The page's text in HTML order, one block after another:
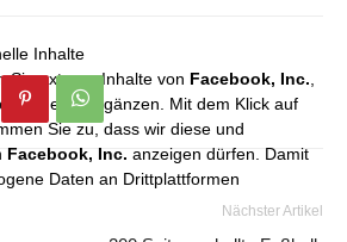
Inhalte
Sie externe Inhalte von Facebook, Inc.
Angebot ergänzen. Mit dem Klick auf
Sie zu, dass wir diese und
Facebook, Inc. anzeigen dürfen. Damit
Daten an Drittplattformen
Nächster Artikel